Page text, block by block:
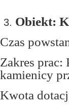
Obiekt:
Czas
Zakres prac:
kamienicy
Kwota